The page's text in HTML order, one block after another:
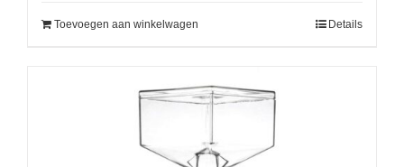
Toevoegen aan winkelwagen Details